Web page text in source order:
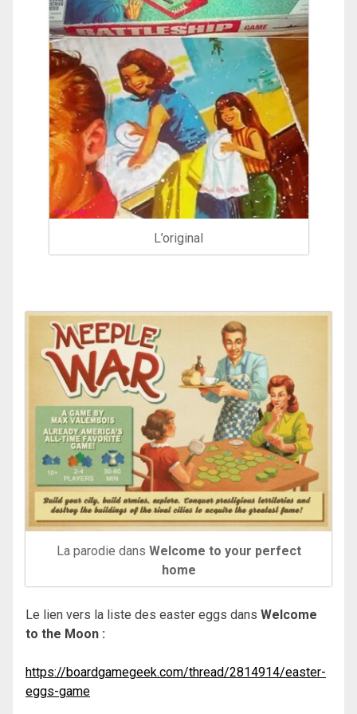
L’original
La parodie dans Welcome to your perfect
home
Le lien vers la liste des easter eggs dans Welcome
to the Moon :
https://boardgamegeek.com/thread/2814914/easter-
eggs-game